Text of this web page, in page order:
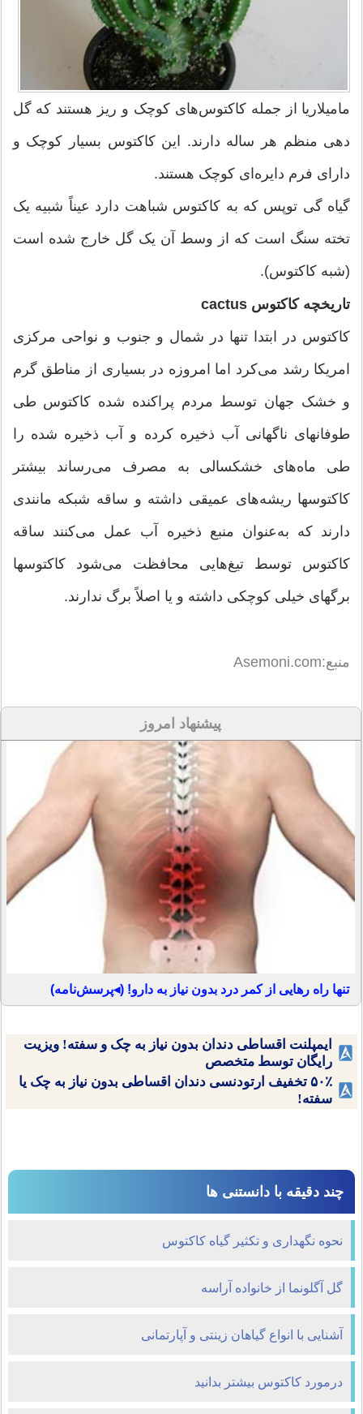
مامیلاریا از جمله کاکتوس‌های کوچک و ریز هستند که گل
دهی منظم هر ساله دارند. این کاکتوس بسیار کوچک و
دارای فرم دایره‌ای کوچک هستند.
گیاه گی توپس که به کاکتوس شباهت دارد عیناً شبیه یک
تخته سنگ است که از وسط آن یک گل خارج شده است
(شبه کاکتوس).
تاریخچه کاکتوس cactus
کاکتوس در ابتدا تنها در شمال و جنوب و نواحی مرکزی
امریکا رشد می‌‌کرد اما امروزه در بسیاری از مناطق گرم
و خشک جهان توسط مردم پراکنده شده کاکتوس طی
طوفانهای ناگهانی آب ذخیره کرده و آب ذخیره شده را
طی ماه‌های خشکسالی به مصرف می‌‌رساند بیشتر
کاکتوسها ریشه‌های عمیقی داشته و ساقه شبکه مانندی
دارند که به‌عنوان منبع ذخیره آب عمل می‌کنند ساقه
کاکتوس توسط تیغ‌هایی محافظت می‌‌شود کاکتوسها
برگهای خیلی کوچکی داشته و یا اصلاً برگ ندارند.
منبع:Asemoni.com
پیشنهاد امروز
تنها راه رهایی از کمر درد بدون نیاز به دارو! (◂پرسش‌نامه)
ایمپلنت اقساطی دندان بدون نیاز به چک و سفته! ویزیت
رایگان توسط متخصص
۵۰٪ تخفیف ارتودنسی دندان اقساطی بدون نیاز به چک یا
سفته!
چند دقیقه با دانستنی ها
نحوه نگهداری و تکثیر گیاه کاکتوس
گل آگلونما از خانواده آراسه
آشنایی با انواع گیاهان زینتی و آپارتمانی
درمورد کاکتوس بیشتر بدانید